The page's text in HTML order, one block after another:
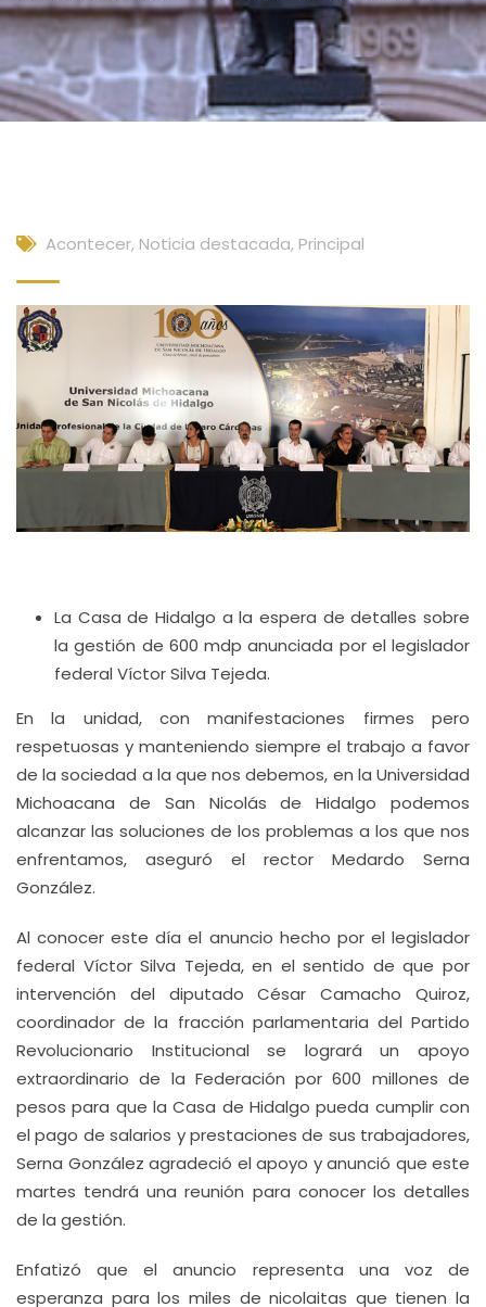
Acontecer, Noticia destacada, Principal
La Casa de Hidalgo a la espera de detalles sobre
la gestión de 600 mdp anunciada por el legislador
federal Víctor Silva Tejeda.
En la unidad, con manifestaciones firmes pero
respetuosas y manteniendo siempre el trabajo a favor
de la sociedad a la que nos debemos, en la Universidad
Michoacana de San Nicolás de Hidalgo podemos
alcanzar las soluciones de los problemas a los que nos
enfrentamos, aseguró el rector Medardo Serna
González.
Al conocer este día el anuncio hecho por el legislador
federal Víctor Silva Tejeda, en el sentido de que por
intervención del diputado César Camacho Quiroz,
coordinador de la fracción parlamentaria del Partido
Revolucionario Institucional se logrará un apoyo
extraordinario de la Federación por 600 millones de
pesos para que la Casa de Hidalgo pueda cumplir con
el pago de salarios y prestaciones de sus trabajadores,
Serna González agradeció el apoyo y anunció que este
martes tendrá una reunión para conocer los detalles
de la gestión.
Enfatizó que el anuncio representa una voz de
esperanza para los miles de nicolaitas que tienen la